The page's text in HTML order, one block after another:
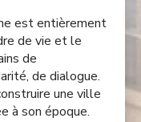
est entièrement
de vie et le
de
de dialogue.
une ville
à son époque.